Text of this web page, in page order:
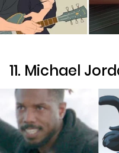
11. Michael